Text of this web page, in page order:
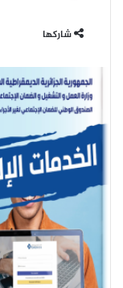
شاركها